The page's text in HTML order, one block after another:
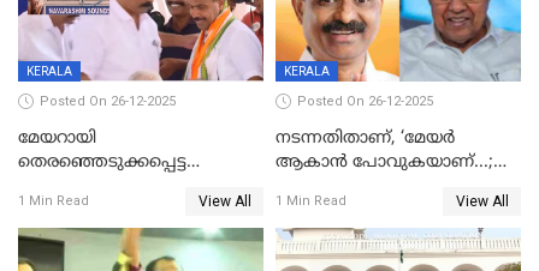
KERALA
Posted On 26-12-2025
മേയറായി
തെരഞ്ഞെടുക്കപ്പെട്ട
ആദ്യ വോട്ട് അസാധു; കണ്ണൂർ
ഡെപ്യൂട്ടി മേയർ സ്ഥാനത്ത്
താഹിറിന് വിജയം
1 Min Read View All
KERALA
Posted On 26-12-2025
നടന്നതിതാണ്, ‘മേയർ
ആകാൻ പോവുകയാണ്...;
മുഖ്യമന്ത്രിയുടെ ഓഫീസ്
തന്നെ വിശദീകരിയ്ക്കുന്നു;
സത്യമിതാണ്
1 Min Read View All